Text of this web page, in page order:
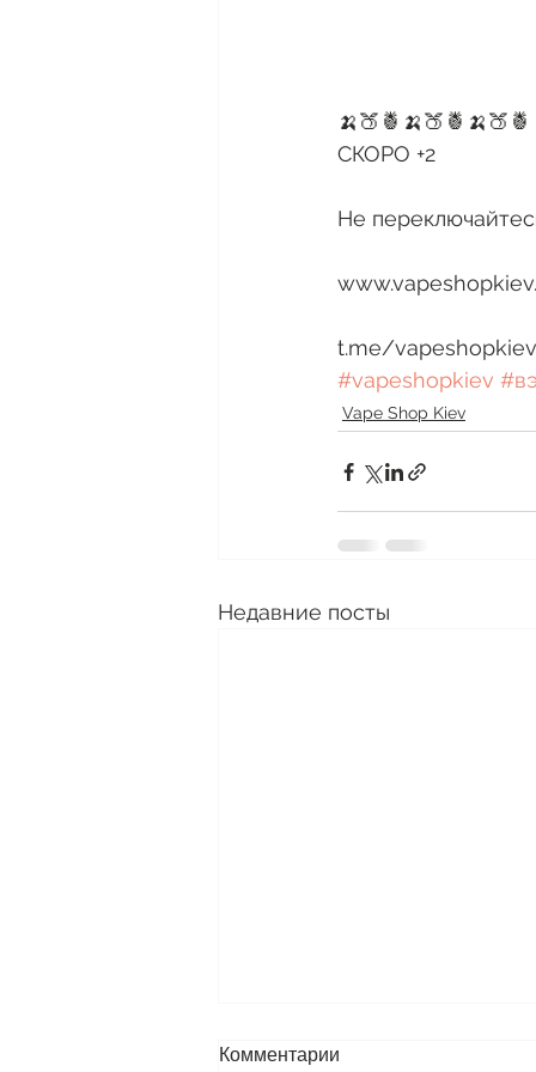
🍌🍑🍍🍌🍑🍍🍌🍑🍍
СКОРО +2
Не
t.me/vapeshopkiev
#vapeshopkiev
Vape Shop Kiev
Недавние посты
Комментарии